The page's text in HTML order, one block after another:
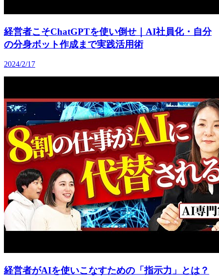
経営者こそChatGPTを使い倒せ｜AI社員化・自分
の分身ボット作成まで実践活用術
2024/2/17
経営者がAIを使いこなすための「指示力」とは？